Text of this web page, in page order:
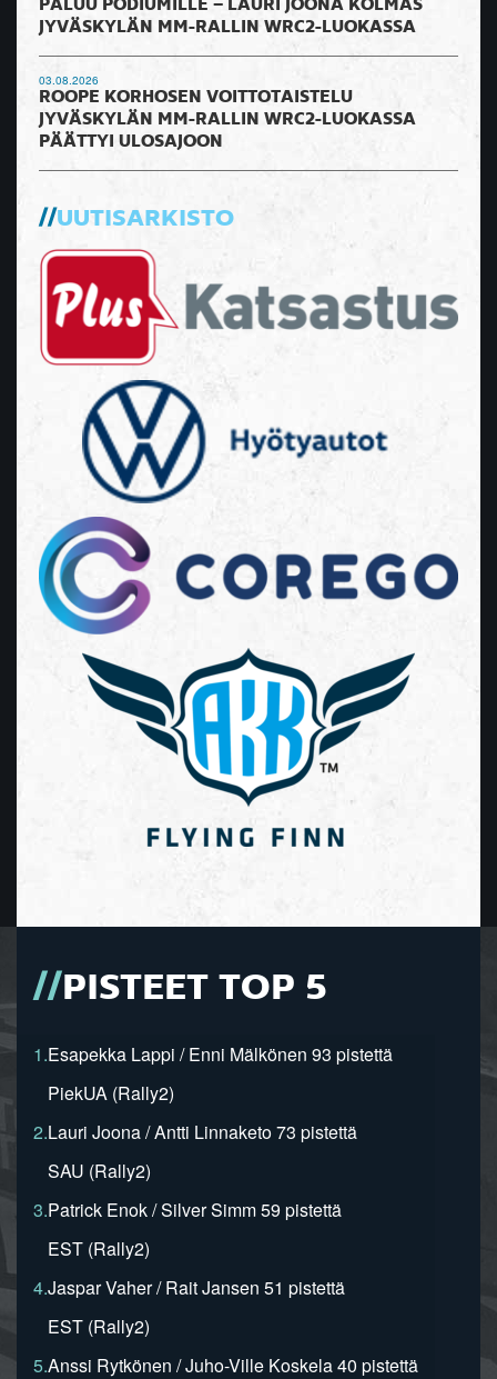
PALUU PODIUMILLE – LAURI JOONA KOLMAS
JYVÄSKYLÄN MM-RALLIN WRC2-LUOKASSA
03.08.2026
ROOPE KORHOSEN VOITTOTAISTELU
JYVÄSKYLÄN MM-RALLIN WRC2-LUOKASSA
PÄÄTTYI ULOSAJOON
UUTISARKISTO
PISTEET TOP 5
1.Esapekka Lappi / Enni Mälkönen 93 pistettä
PiekUA (Rally2)
2.Lauri Joona / Antti Linnaketo 73 pistettä
SAU (Rally2)
3.Patrick Enok / Silver Simm 59 pistettä
EST (Rally2)
4.Jaspar Vaher / Rait Jansen 51 pistettä
EST (Rally2)
5.Anssi Rytkönen / Juho-Ville Koskela 40 pistettä